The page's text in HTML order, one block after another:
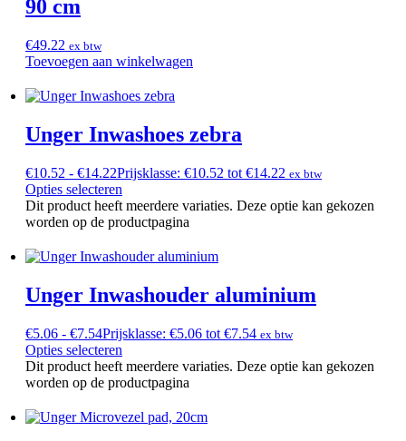
90 cm
€49.22 ex btw
Toevoegen aan winkelwagen
Unger Inwashoes zebra
€10.52 - €14.22Prijsklasse: €10.52 tot €14.22 ex btw
Opties selecteren
Dit product heeft meerdere variaties. Deze optie kan gekozen
worden op de productpagina
Unger Inwashouder aluminium
€5.06 - €7.54Prijsklasse: €5.06 tot €7.54 ex btw
Opties selecteren
Dit product heeft meerdere variaties. Deze optie kan gekozen
worden op de productpagina